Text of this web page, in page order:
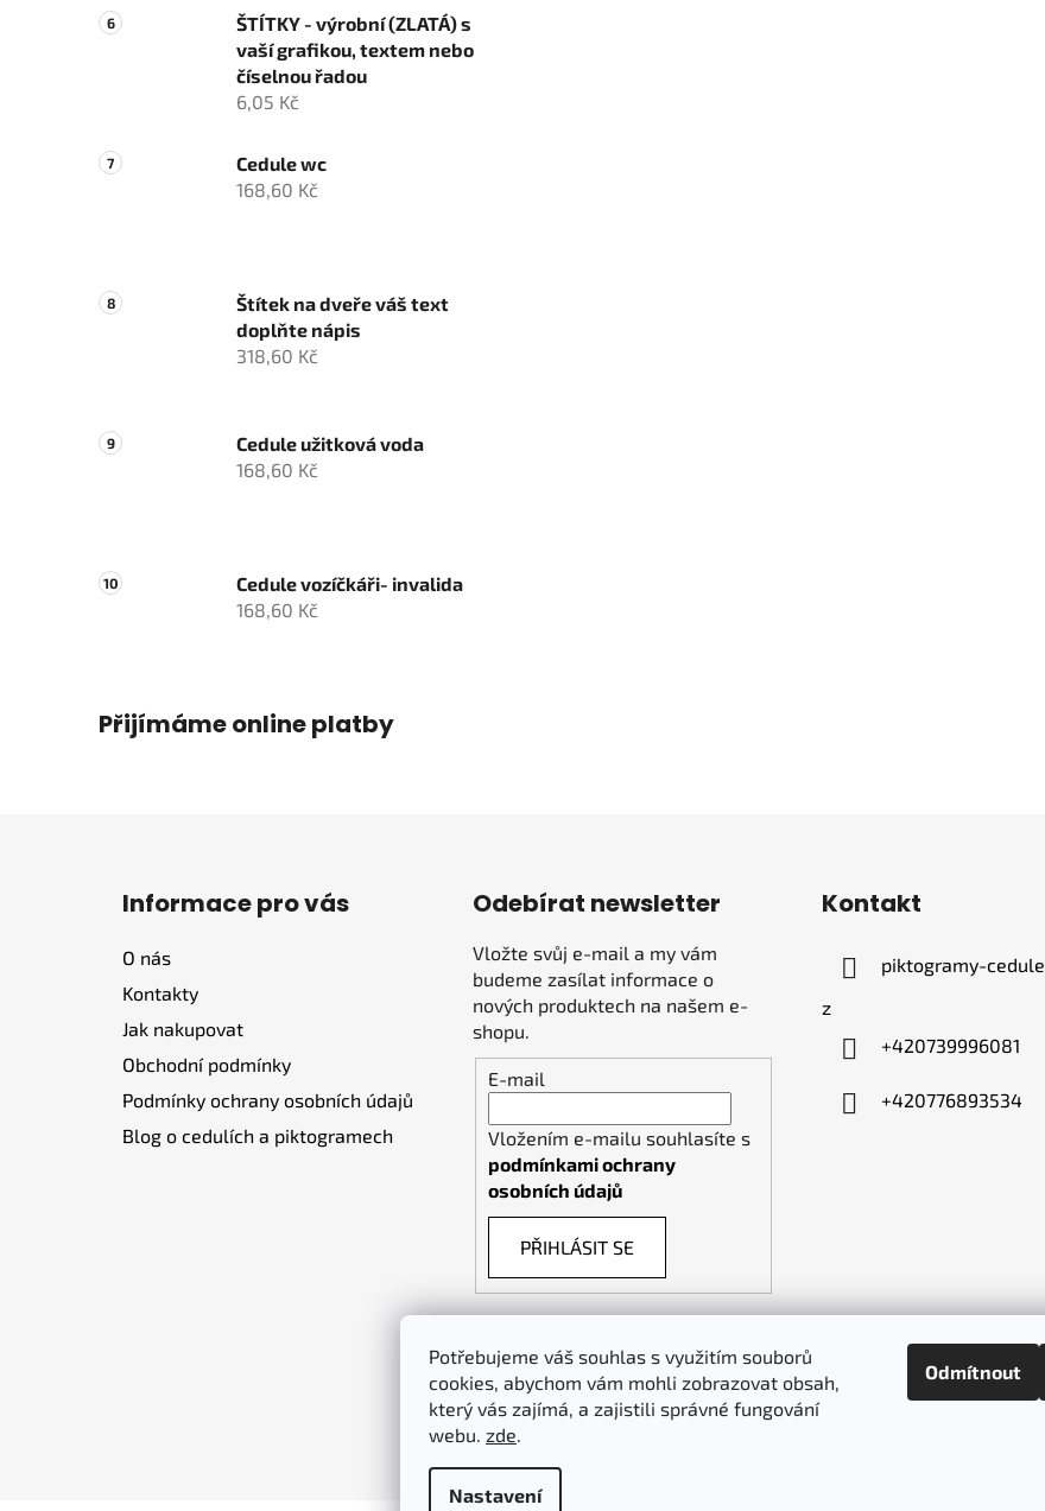
Potřebujeme váš souhlas s využitím souborů
cookies, abychom vám mohli zobrazovat obsah,
který vás zajímá, a zajistili správné fungování
webu. zde.
Nastavení
Odmítnout
ŠTÍTKY - výrobní (ZLATÁ) s
vaší grafikou, textem nebo
číselnou řadou
6,05 Kč
Cedule wc
168,60 Kč
Štítek na dveře váš text
doplňte nápis
318,60 Kč
Cedule užitková voda
168,60 Kč
Cedule vozíčkáři- invalida
168,60 Kč
Přijímáme online platby
Informace pro vás
O nás
Kontakty
Jak nakupovat
Obchodní podmínky
Podmínky ochrany osobních údajů
Blog o cedulích a piktogramech
Odebírat newsletter
Vložte svůj e-mail a my vám
budeme zasílat informace o
nových produktech na našem e-
shopu.
E-mail
Vložením e-mailu souhlasíte s
podmínkami ochrany
osobních údajů
PŘIHLÁSIT SE
Kontakt
piktogramy-cedule
z
+420739996081
+420776893534
piktogramy-cedule.cz denex.cz